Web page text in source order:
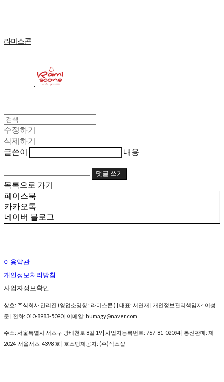
라미스콘
수정하기
삭제하기
글쓴이
내용
댓글 쓰기
목록으로 가기
페이스북
카카오톡
네이버 블로그
이용약관
개인정보처리방침
사업자정보확인
상호: 주식회사 만리진 (영업소명칭 : 라미스콘 ) | 대표: 서연재 | 개인정보관리책임자: 이성
문 | 전화: 010-8983-5090 | 이메일: humagy@naver.com
주소: 서울특별시 서초구 방배천로 8길 19 | 사업자등록번호: 767-81-02094 | 통신판매: 제
2024-서울서초-4398 호 | 호스팅제공자: (주)식스샵